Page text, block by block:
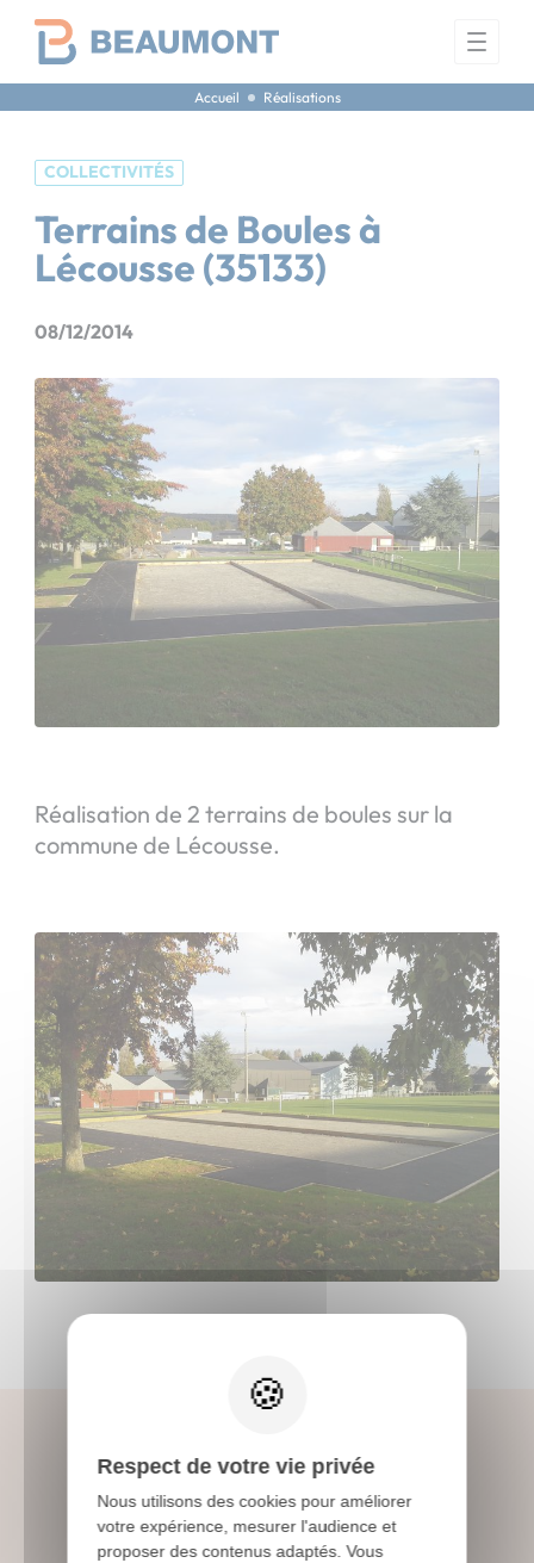
Accueil Réalisations
COLLECTIVITÉS
Terrains de Boules à
Lécousse (35133)
08/12/2014
Réalisation de 2 terrains de boules sur la
commune de Lécousse.
Suivez l’actualité de
Respect de votre vie privée
Nous utilisons des cookies pour améliorer
votre expérience, mesurer l'audience et
proposer des contenus adaptés. Vous